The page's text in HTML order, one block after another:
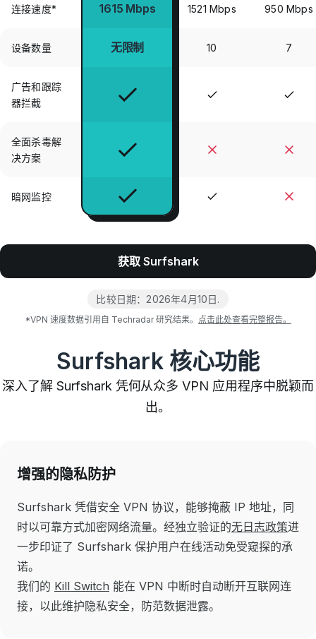
连接速度* 1615 Mbps 1521 Mbps 950 Mbps
设备数量 无限制 10 7
广告和跟踪
器拦截
全面杀毒解
决方案
暗网监控
获取 Surfshark
比较日期： 2026年4月10日.
*VPN 速度数据引用自 Techradar 研究结果。 点击此处查看完整报告。
Surfshark 核心功能
深入了解 Surfshark 凭何从众多 VPN 应用程序中脱颖而
出。
增强的隐私防护
Surfshark 凭借安全 VPN 协议，能够掩蔽 IP 地址，同
时以可靠方式加密网络流量。经独立验证的无日志政策进
一步印证了 Surfshark 保护用户在线活动免受窥探的承
诺。
我们的 Kill Switch 能在 VPN 中断时自动断开互联网连
接，以此维护隐私安全，防范数据泄露。